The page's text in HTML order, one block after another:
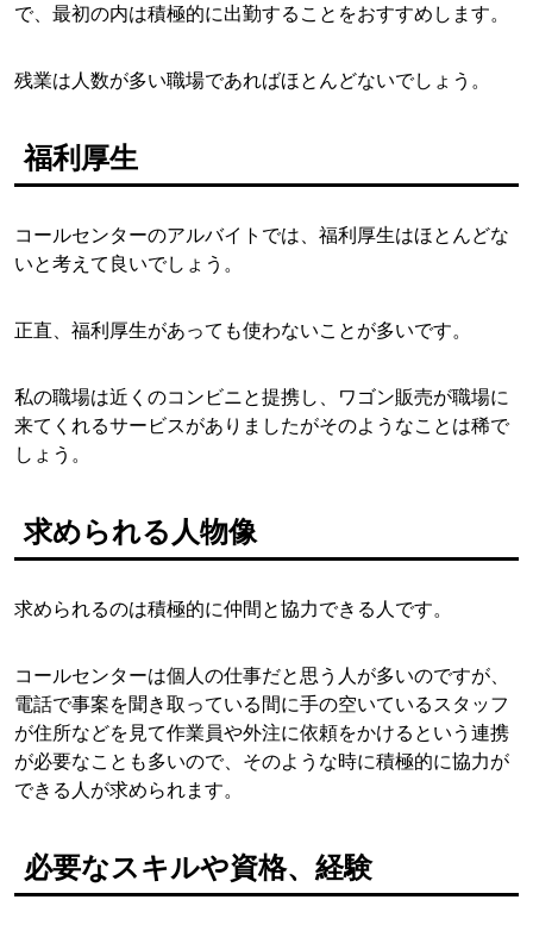
で、最初の内は積極的に出勤することをおすすめします。
残業は人数が多い職場であればほとんどないでしょう。
福利厚生
コールセンターのアルバイトでは、福利厚生はほとんどな
いと考えて良いでしょう。
正直、福利厚生があっても使わないことが多いです。
私の職場は近くのコンビニと提携し、ワゴン販売が職場に
来てくれるサービスがありましたがそのようなことは稀で
しょう。
求められる人物像
求められるのは積極的に仲間と協力できる人です。
コールセンターは個人の仕事だと思う人が多いのですが、
電話で事案を聞き取っている間に手の空いているスタッフ
が住所などを見て作業員や外注に依頼をかけるという連携
が必要なことも多いので、そのような時に積極的に協力が
できる人が求められます。
必要なスキルや資格、経験